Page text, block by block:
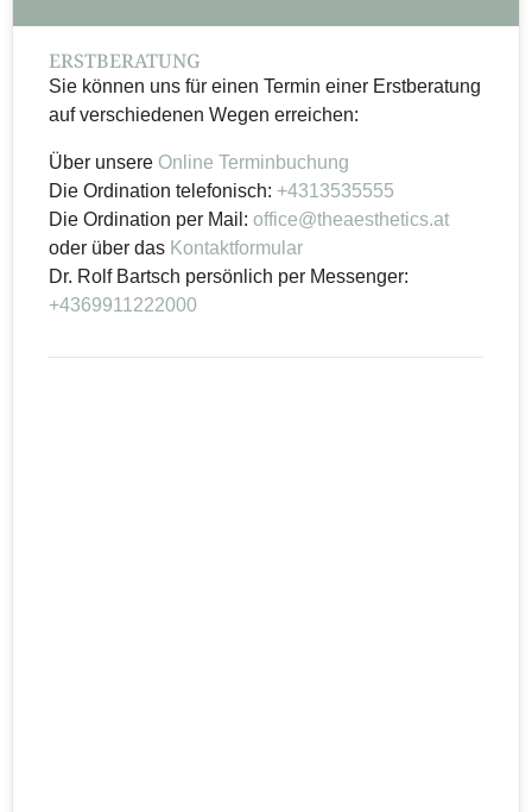
ERSTBERATUNG
Sie können uns für einen Termin einer Erstberatung
auf verschiedenen Wegen erreichen:
Über unsere Online Terminbuchung
Die Ordination telefonisch: +4313535555
Die Ordination per Mail: office@theaesthetics.at
oder über das Kontaktformular
Dr. Rolf Bartsch persönlich per Messenger:
+4369911222000